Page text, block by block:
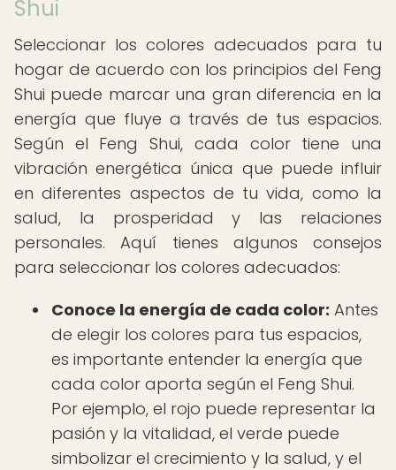
Shui
Seleccionar los colores adecuados para tu
hogar de acuerdo con los principios del Feng
Shui puede marcar una gran diferencia en la
energía que fluye a través de tus espacios.
Según el Feng Shui, cada color tiene una
vibración energética única que puede influir
en diferentes aspectos de tu vida, como la
salud, la prosperidad y las relaciones
personales. Aquí tienes algunos consejos
para seleccionar los colores adecuados:
Conoce la energía de cada color: Antes
de elegir los colores para tus espacios,
es importante entender la energía que
cada color aporta según el Feng Shui.
Por ejemplo, el rojo puede representar la
pasión y la vitalidad, el verde puede
simbolizar el crecimiento y la salud, y el